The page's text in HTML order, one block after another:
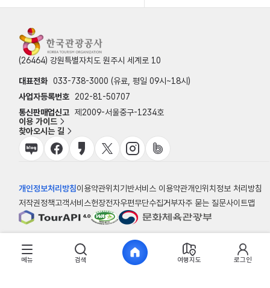
(26464) 강원특별자치도 원주시 세계로 10
대표전화 033-738-3000 (유료, 평일 09시~18시)
사업자등록번호
202-81-50707
통신판매업신고 제2009-서울중구-1234호
이용 가이드
찾아오시는 길
개인정보처리방침이용약관위치기반서비스 이용약관개인위치정보 처리방침
저작권정책고객서비스헌장전자우편무단수집거부자주 묻는 질문사이트맵
© 한국관광공사
메뉴 검색 여행지도 로그인